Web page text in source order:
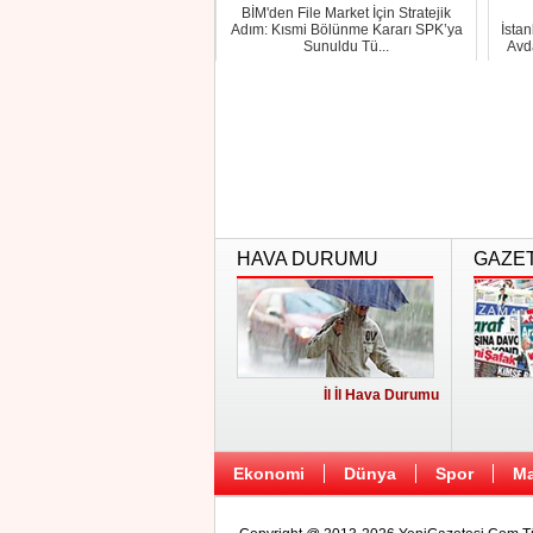
BİM'den File Market İçin Stratejik
Adım: Kısmi Bölünme Kararı SPK’ya
Sunuldu Tü...
HAVA DURUMU
İl İl Hava Durumu
Ekonomi Dünya Spor